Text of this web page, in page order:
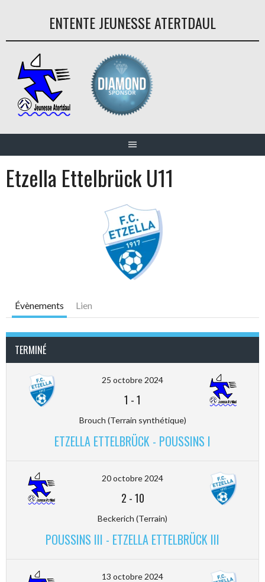
ENTENTE JEUNESSE ATERTDAUL
Etzella Ettelbrück U11
Évènements Lien
TERMINÉ
25 octobre 2024
1 -1
Brouch (Terrain synthétique)
ETZELLA ETTELBRÜCK - POUSSINS I
20 octobre 2024
2 -10
Beckerich (Terrain)
POUSSINS III - ETZELLA ETTELBRÜCK III
13 octobre 2024